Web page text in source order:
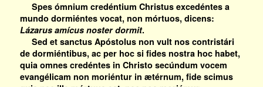
Spes ómnium credéntium Christus excedéntes a
mundo dormiéntes vocat, non mórtuos, dicens:
Lázarus amícus noster dormit.
Sed et sanctus Apóstolus non vult nos contristári
de dormiéntibus, ac per hoc si fides nostra hoc habet,
quia omnes credéntes in Christo secúndum vocem
evangélicam non moriéntur in ætérnum, fide scimus